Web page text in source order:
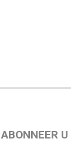
ABONNEER